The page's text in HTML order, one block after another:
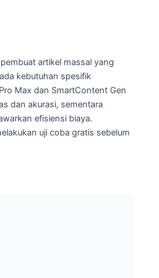
artikel massal yang
kebutuhan spesifik
Max dan SmartContent Gen
dan akurasi, sementara
efisiensi biaya.
uji coba gratis sebelum